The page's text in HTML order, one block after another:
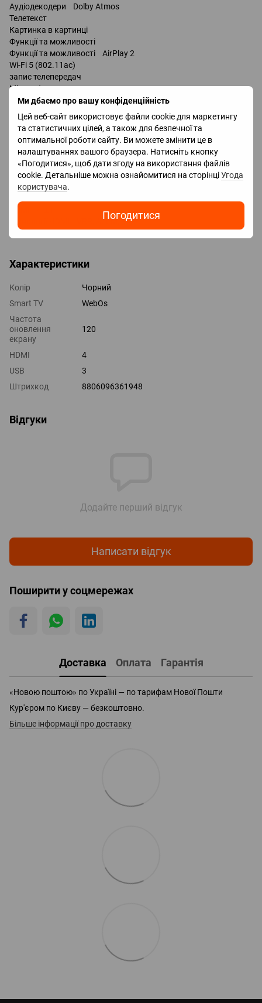
Ми дбаємо про вашу конфіденційність
Цей веб-сайт використовує файли cookie для маркетингу
та статистичних цілей, а також для безпечної та
оптимальної роботи сайту. Ви можете змінити це в
налаштуваннях вашого браузера. Натисніть кнопку
«Погодитися», щоб дати згоду на використання файлів
cookie. Детальніше можна ознайомитися на сторінціУгода
користувача.
Погодитися
Аудіодекодери Dolby Atmos
Телетекст
Картинка в картинці
Функції та можливості
Функції та можливості AirPlay 2
Wi-Fi 5 (802.11ac)
запис телепередач
Miracast
Bluetooth v 5.0
підтримка DLNA
керування голосом
мультимедійний (аеропульт)
Роз'єми
Входи USB 3 шт
Технології HDMI VRR, ALLM, eARC
Виходи оптичний
Характеристики
Колір
Чорний
Smart TV
WebOs
Частота
оновлення
екрану
120
HDMI
4
USB
3
Штрихкод
8806096361948
Відгуки
Додайте перший відгук
Написати відгук
Поширити у соцмережах
Доставка Оплата Гарантія
«Новою поштою» по Україні — по тарифам Нової Пошти
Кур'єром по Києву — безкоштовно.
Більше інформації про доставку